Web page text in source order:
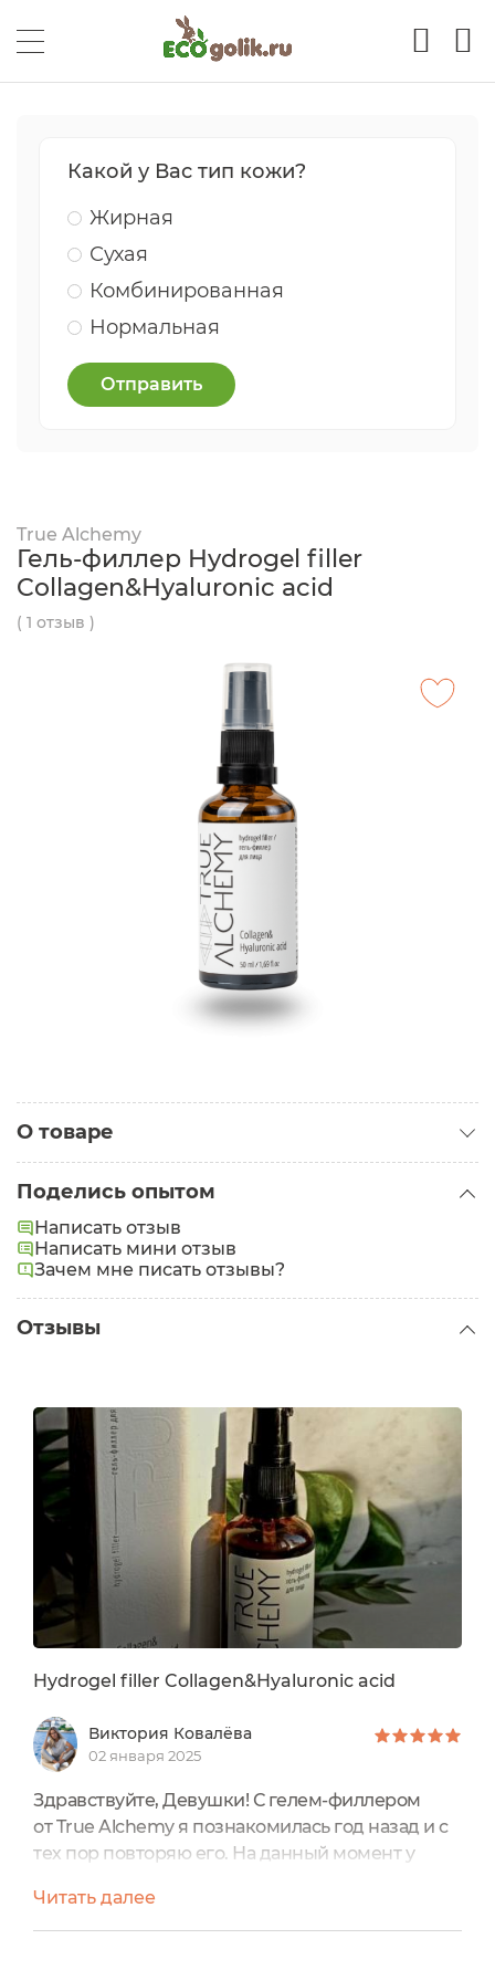
Какой у Вас тип кожи?
Жирная
Сухая
Комбинированная
Нормальная
Отправить
True Alchemy
Гель-филлер Hydrogel filler
Collagen&Hyaluronic acid
( 1 отзыв )
О товаре
Проблемы:
Морщины
Поделись опытом
Написать отзыв
Написать мини отзыв
Зачем мне писать отзывы?
Отзывы
Hydrogel filler Collagen&Hyaluronic acid
Виктория Ковалёва
02 января 2025
Здравствуйте, Девушки! С гелем-филлером
от True Alchemy я познакомилась год назад и с
тех пор повторяю его. На данный момент у
уже третий. В этом отзыве я постараюсь как
можно подробнее рассказать об этом средстве,
Читать далее